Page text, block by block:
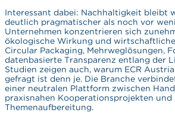
Interessant dabei: Nachhaltigkeit bleibt
deutlich pragmatischer als noch vor
Unternehmen konzentrieren sich
ökologische Wirkung und
Circular Packaging, Mehrweglösungen,
datenbasierte Transparenz entlang der
Studien zeigen auch, warum ECR
gefragt ist denn je. Die Branche
einer neutralen Plattform zwischen
praxisnahen Kooperationsprojekten
Themenaufbereitung.